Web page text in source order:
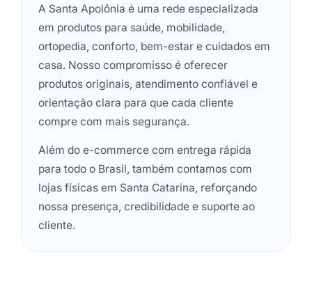
A Santa Apolônia é uma rede especializada
em produtos para saúde, mobilidade,
ortopedia, conforto, bem-estar e cuidados em
casa. Nosso compromisso é oferecer
produtos originais, atendimento confiável e
orientação clara para que cada cliente
compre com mais segurança.
Além do e-commerce com entrega rápida
para todo o Brasil, também contamos com
lojas físicas em Santa Catarina, reforçando
nossa presença, credibilidade e suporte ao
cliente.